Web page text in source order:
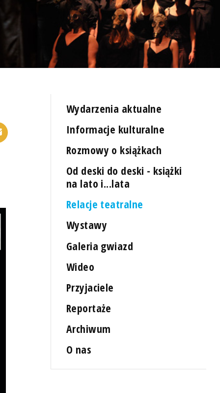
Wydarzenia aktualne
Informacje kulturalne
Rozmowy o książkach
Od deski do deski - książki
na lato i...lata
Relacje teatralne
Wystawy
Galeria gwiazd
Wideo
Przyjaciele
Reportaże
Archiwum
O nas